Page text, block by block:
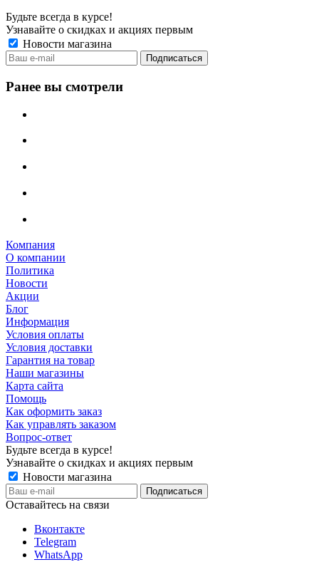
Будьте всегда в курсе!
Узнавайте о скидках и акциях первым
Новости магазина
Ранее вы смотрели
Компания
О компании
Политика
Новости
Акции
Блог
Информация
Условия оплаты
Условия доставки
Гарантия на товар
Наши магазины
Карта сайта
Помощь
Как оформить заказ
Как управлять заказом
Вопрос-ответ
Будьте всегда в курсе!
Узнавайте о скидках и акциях первым
Новости магазина
Оставайтесь на связи
Вконтакте
Telegram
WhatsApp